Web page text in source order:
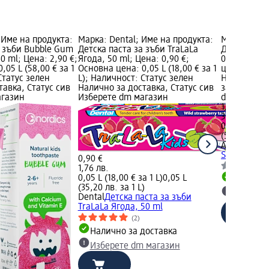
на продукта:
зъби Bubble Gum
ml; Цена: 2,90 €;
L (58,00 € за 1
зелен
Статус сив
Марка: Dental; Име на продукта:
Детска паста за зъби TraLaLa
Ягода, 50 ml; Цена: 0,90 €;
Основна цена: 0,05 L (18,00 € за 1
L); Наличност: Статус зелен
Налично за доставка, Статус сив
Изберете dm магазин
0,90 €
1,76 лв.
0,05 L (18,00 € за 1 L)0,05 L
(35,20 лв. за 1 L)
DentalДетска паста за зъби
TraLaLa Ягода, 50 ml
(2)
Налично за доставка
Изберете dm магазин
Марка:
Детска
0+, 65 ml;
цена:
за
dm
1,75 €
3,42 лв.
0,065 L
(52,65 лв.
ASTERA